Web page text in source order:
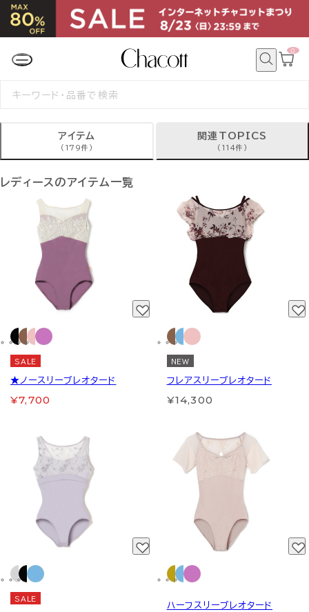
カ
0
検
アイテム
(179件)
関連TOPICS
(114件)
レディースのアイテム一覧
SALE
★ノースリーブレオタード
¥7,700
NEW
フレアスリーブレオタード
¥14,300
SALE
ハーフスリーブレオタード